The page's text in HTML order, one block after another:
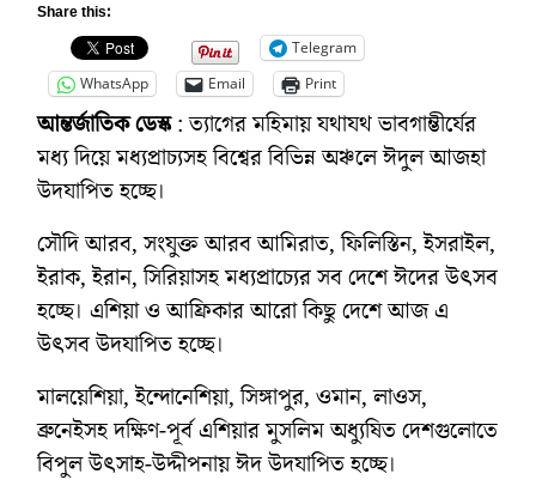
Share this:
Telegram
WhatsApp
Email Print
আন্তর্জাতিক ডেস্ক: ত্যাগের মহিমায় যথাযথ ভাবগাম্ভীর্যের
মধ্য দিয়ে মধ্যপ্রাচ্যসহ বিশ্বের বিভিন্ন অঞ্চলে ঈদুল আজহা
উদযাপিত হচ্ছে।
সৌদি আরব, সংযুক্ত আরব আমিরাত, ফিলিস্তিন, ইসরাইল,
ইরাক, ইরান, সিরিয়াসহ মধ্যপ্রাচ্যের সব দেশে ঈদের উৎসব
হচ্ছে। এশিয়া ও আফ্রিকার আরো কিছু দেশে আজ এ
উৎসব উদযাপিত হচ্ছে।
মালয়েশিয়া, ইন্দোনেশিয়া, সিঙ্গাপুর, ওমান, লাওস,
ব্রুনেইসহ দক্ষিণ-পূর্ব এশিয়ার মুসলিম অধ্যুষিত দেশগুলোতে
বিপুল উৎসাহ-উদ্দীপনায় ঈদ উদযাপিত হচ্ছে।